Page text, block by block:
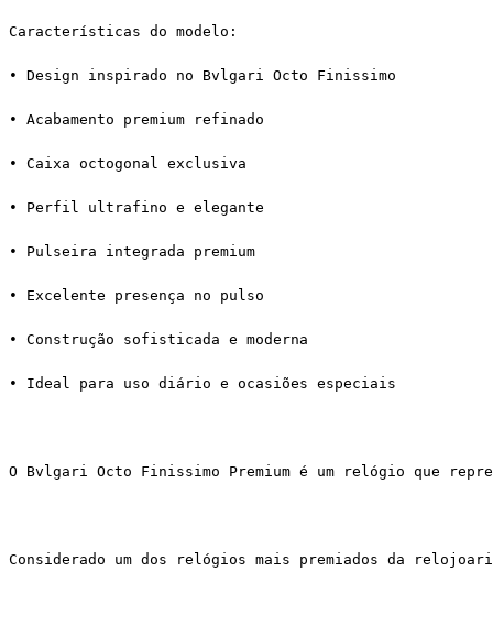
Características do modelo:
• Design inspirado no Bvlgari Octo Finissimo
• Acabamento premium refinado
• Caixa octogonal exclusiva
• Perfil ultrafino e elegante
• Pulseira integrada premium
• Excelente presença no pulso
• Construção sofisticada e moderna
• Ideal para uso diário e ocasiões especiais
O Bvlgari Octo Finissimo Premium é um relógio que
Considerado um dos relógios mais premiados da